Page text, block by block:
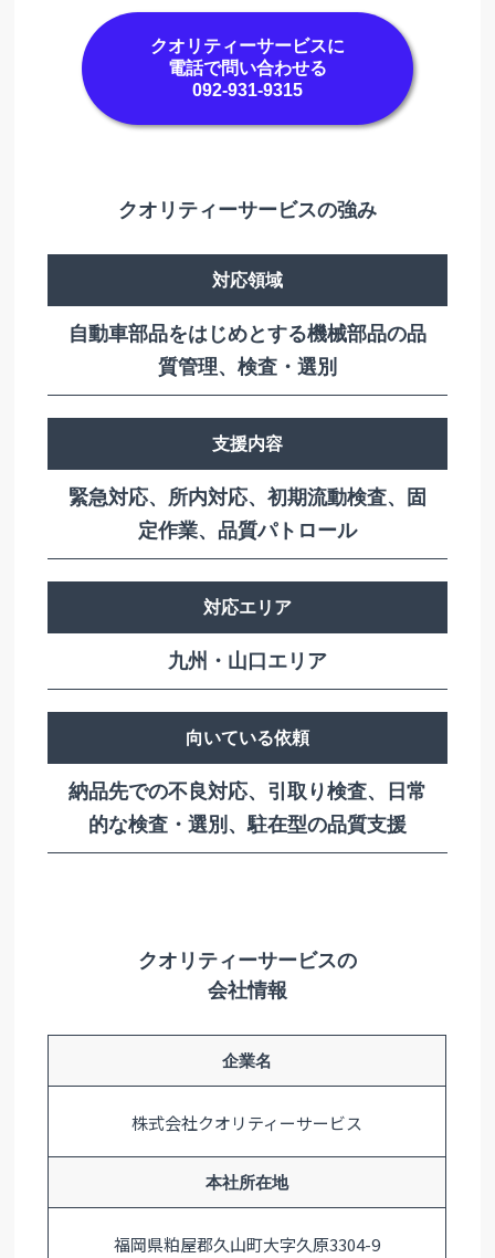
クオリティーサービスに
電話で問い合わせる
092-931-9315
クオリティーサービスの強み
対応領域
自動車部品をはじめとする機械部品の品
質管理、検査・選別
支援内容
緊急対応、所内対応、初期流動検査、固
定作業、品質パトロール
対応エリア
九州・山口エリア
向いている依頼
納品先での不良対応、引取り検査、日常
的な検査・選別、駐在型の品質支援
クオリティーサービスの
会社情報
企業名
株式会社クオリティーサービス
本社所在地
福岡県粕屋郡久山町大字久原3304-9